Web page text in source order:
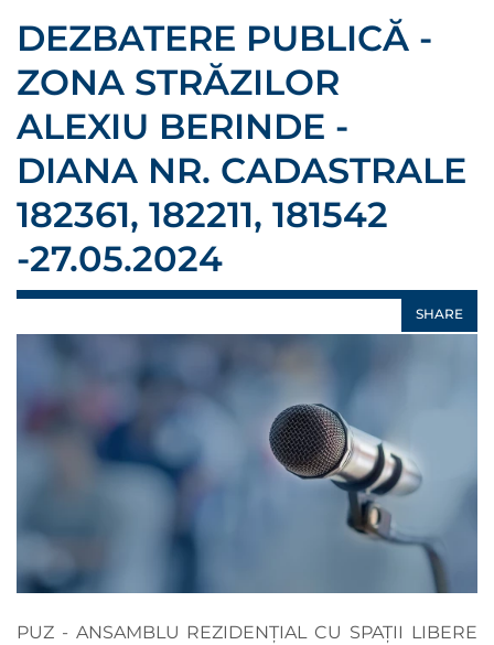
DEZBATERE PUBLICĂ -
ZONA STRĂZILOR
ALEXIU BERINDE -
DIANA NR. CADASTRALE
182361, 182211, 181542
-27.05.2024
SHARE
PUZ - ANSAMBLU REZIDENȚIAL CU SPAȚII LIBERE